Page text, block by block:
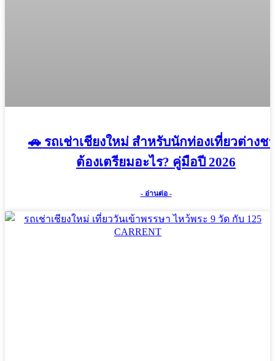
🚗 รถเช่าเชียงใหม่ สำหรับนักท่องเที่ยวต่างช
ต้องเตรียมอะไร? คู่มือปี 2026
- อ่านต่อ -